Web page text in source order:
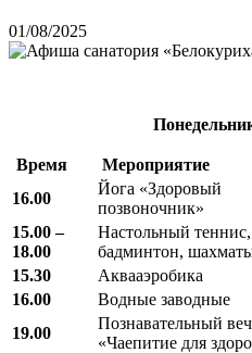
01/08/2025
Время Мероприятие
16.00
Йога «Здоровый
позвоночник»
15.00 –
18.00
Настольный теннис,
бадминтон,
15.30
Аквааэробика
16.00
Водные заводные
19.00
Познавательный
«Чаепитие для